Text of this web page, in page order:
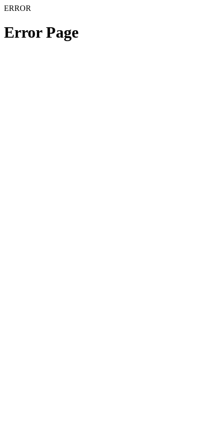
ERROR
Error Page